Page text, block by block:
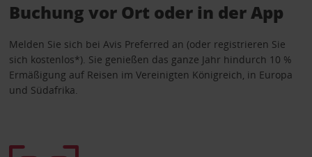
Buchung vor Ort oder in der App
Melden Sie sich bei Avis Preferred an (oder registrieren Sie
sich kostenlos*). Sie genießen das ganze Jahr hindurch 10 %
Ermäßigung auf Reisen im Vereinigten Königreich, in Europa
und Südafrika.